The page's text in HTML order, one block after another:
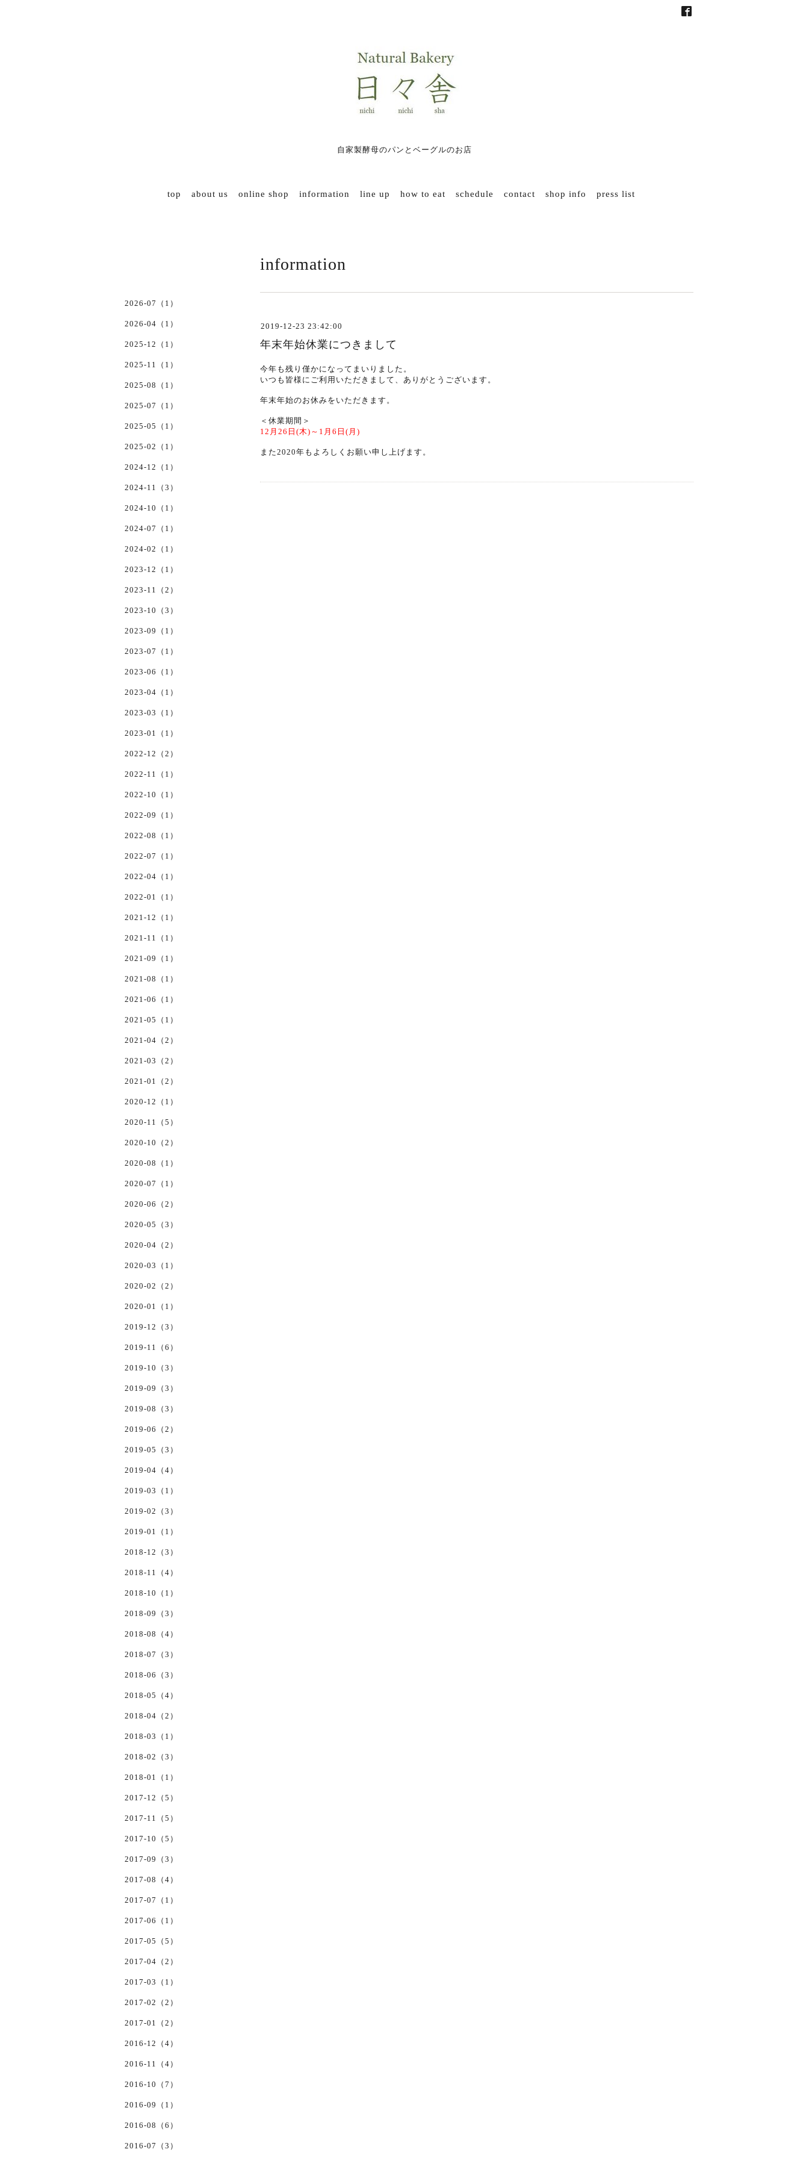
自家製酵母のパンとベーグルのお店
top about us online shop information line up how to eat schedule contact shop info press list
information
2019-12-23 23:42:00
年末年始休業につきまして
今年も残り僅かになってまいりました。
いつも皆様にご利用いただきまして、ありがとうございます。
年末年始のお休みをいただきます。
＜休業期間＞
12月26日(木)～1月6日(月)
また2020年もよろしくお願い申し上げます。
2026-07（1）
2026-04（1）
2025-12（1）
2025-11（1）
2025-08（1）
2025-07（1）
2025-05（1）
2025-02（1）
2024-12（1）
2024-11（3）
2024-10（1）
2024-07（1）
2024-02（1）
2023-12（1）
2023-11（2）
2023-10（3）
2023-09（1）
2023-07（1）
2023-06（1）
2023-04（1）
2023-03（1）
2023-01（1）
2022-12（2）
2022-11（1）
2022-10（1）
2022-09（1）
2022-08（1）
2022-07（1）
2022-04（1）
2022-01（1）
2021-12（1）
2021-11（1）
2021-09（1）
2021-08（1）
2021-06（1）
2021-05（1）
2021-04（2）
2021-03（2）
2021-01（2）
2020-12（1）
2020-11（5）
2020-10（2）
2020-08（1）
2020-07（1）
2020-06（2）
2020-05（3）
2020-04（2）
2020-03（1）
2020-02（2）
2020-01（1）
2019-12（3）
2019-11（6）
2019-10（3）
2019-09（3）
2019-08（3）
2019-06（2）
2019-05（3）
2019-04（4）
2019-03（1）
2019-02（3）
2019-01（1）
2018-12（3）
2018-11（4）
2018-10（1）
2018-09（3）
2018-08（4）
2018-07（3）
2018-06（3）
2018-05（4）
2018-04（2）
2018-03（1）
2018-02（3）
2018-01（1）
2017-12（5）
2017-11（5）
2017-10（5）
2017-09（3）
2017-08（4）
2017-07（1）
2017-06（1）
2017-05（5）
2017-04（2）
2017-03（1）
2017-02（2）
2017-01（2）
2016-12（4）
2016-11（4）
2016-10（7）
2016-09（1）
2016-08（6）
2016-07（3）